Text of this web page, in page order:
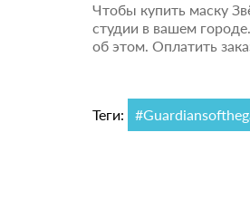
Чтобы купить маску
студии в вашем
об этом. Оплатить
Теги: